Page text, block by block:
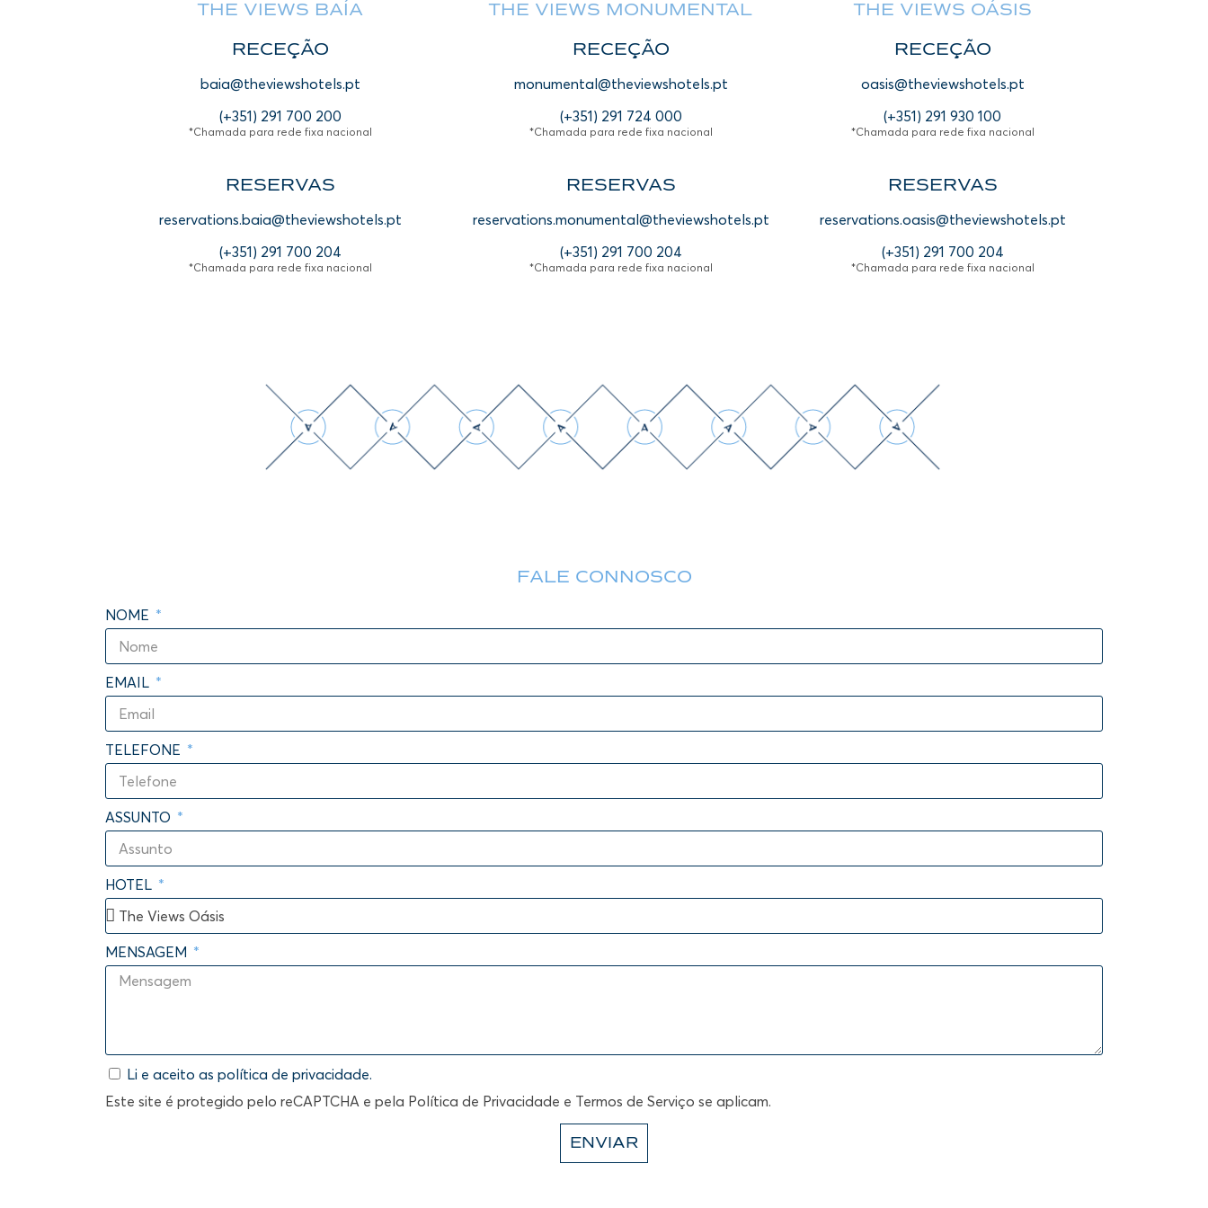
THE VIEWS BAÍA
RECEÇÃO
baia@theviewshotels.pt
(+351) 291 700 200
*Chamada para rede fixa nacional
RESERVAS
reservations.baia@theviewshotels.pt
(+351) 291 700 204
*Chamada para rede fixa nacional
THE VIEWS MONUMENTAL
RECEÇÃO
monumental@theviewshotels.pt
(+351) 291 724 000
*Chamada para rede fixa nacional
RESERVAS
reservations.monumental@theviewshotels.pt
(+351) 291 700 204
*Chamada para rede fixa nacional
THE VIEWS OÁSIS
RECEÇÃO
oasis@theviewshotels.pt
(+351) 291 930 100
*Chamada para rede fixa nacional
RESERVAS
reservations.oasis@theviewshotels.pt
(+351) 291 700 204
*Chamada para rede fixa nacional
FALE CONNOSCO
NOME
EMAIL
TELEFONE
ASSUNTO
HOTEL
MENSAGEM
Li e aceito as política de privacidade.
Este site é protegido pelo reCAPTCHA e pela Política de Privacidade e Termos de Serviço se aplicam.
ENVIAR